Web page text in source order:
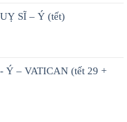
SĨ – Ý (tết)
Ý – VATICAN (tết 29 +